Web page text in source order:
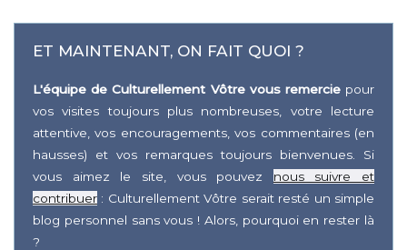
ET MAINTENANT, ON FAIT QUOI ?
L'équipe de Culturellement Vôtre vous remerciepour
vos visites toujours plus nombreuses, votre lecture
attentive, vos encouragements, vos commentaires (en
hausses) et vos remarques toujours bienvenues. Si
vous aimez le site, vous pouvez nous suivre et
contribuer : Culturellement Vôtre serait resté un simple
blog personnel sans vous ! Alors, pourquoi en rester là
?